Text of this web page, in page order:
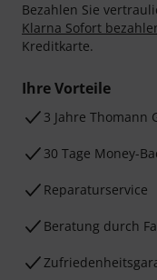
Bezahlen Sie
Klarna Sofort
Kreditkarte.
Ihre Vorteile
3 Jahre Thomann
30 Tage Money-
Reparaturservice
Beratung durch